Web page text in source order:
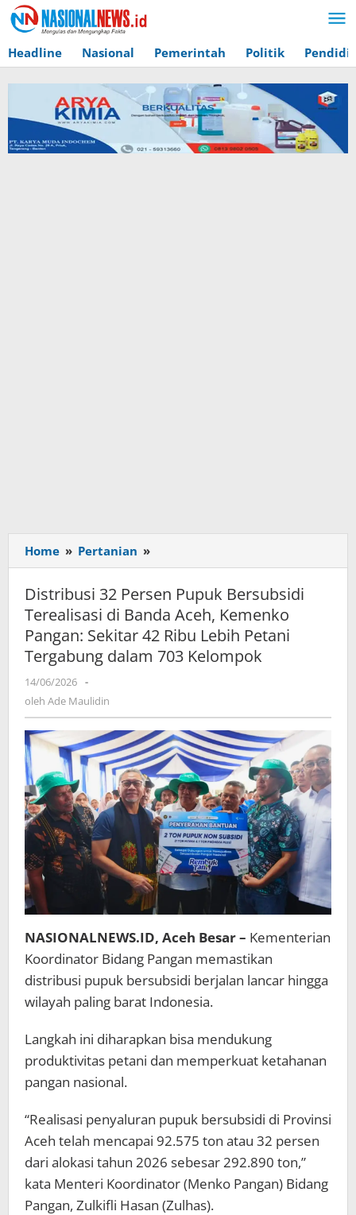
Lewati
ke
konten
Headline Nasional Pemerintah Politik
Home » Pertanian »
32
Persen
Pupuk
Bersubsidi
Terealisasi
di
Sekitar
42
Ribu
Lebih
Petani
Tergabung
dalam
703
Kelompok
Distribusi 32 Persen Pupuk Bersubsidi
Terealisasi di Banda Aceh, Kemenko
Pangan: Sekitar 42 Ribu Lebih Petani
Tergabung dalam 703 Kelompok
14/06/2026 oleh
Ade
-
oleh Ade Maulidin
NASIONALNEWS.ID, Aceh Besar – Kementerian
Koordinator Bidang Pangan memastikan
distribusi pupuk bersubsidi berjalan lancar hingga
wilayah paling barat Indonesia.
Langkah ini diharapkan bisa mendukung
produktivitas petani dan memperkuat ketahanan
pangan nasional.
“Realisasi penyaluran pupuk bersubsidi di Provinsi
Aceh telah mencapai 92.575 ton atau 32 persen
dari alokasi tahun 2026 sebesar 292.890 ton,”
kata Menteri Koordinator (Menko Pangan) Bidang
Pangan, Zulkifli Hasan (Zulhas).